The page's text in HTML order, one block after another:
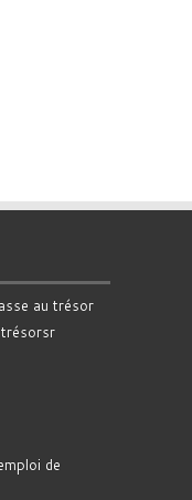
au trésor
trésorsr
de